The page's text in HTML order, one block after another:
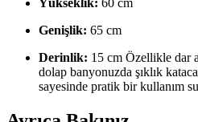
Genişlik: 65 cm
Derinlik: 15 cm Özellikle dar
dolap banyonuzda şıklık
sayesinde pratik bir kullanım